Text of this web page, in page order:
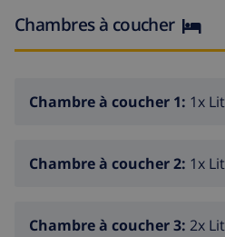
La cuisine américaine,
réfrigérateur, micro-ondes,
presse-agrumes.
Chambres à coucher
Chambre à coucher 1: 1x
Chambre à coucher 2: 1x
Chambre à coucher 3: 2x